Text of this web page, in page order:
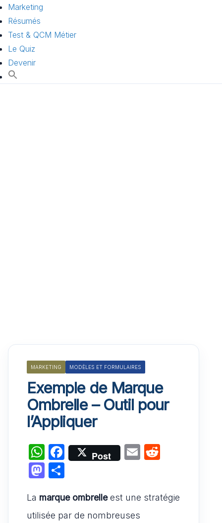
Marketing
Résumés
Test & QCM Métier
Le Quiz
Devenir
MARKETING MODÈLES ET FORMULAIRES
Exemple de Marque
Ombrelle – Outil pour
l’Appliquer
W
h
at
s
A
F
a
e
b
Post
E
l
di
M
st
o
ta
g
La marque ombrelleest une stratégie
utilisée par de nombreuses